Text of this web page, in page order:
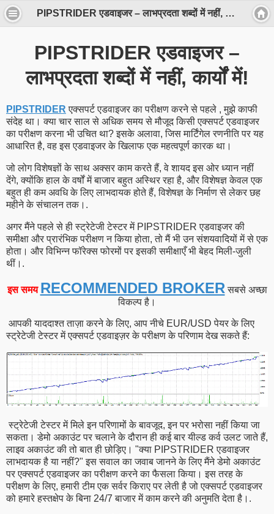
PIPSTRIDER एडवाइजर – लाभप्रदता शब्दों में नहीं, कार्यों में!
PIPSTRIDER एडवाइजर –
लाभप्रदता शब्दों में नहीं, कार्यों में!
PIPSTRIDER एक्सपर्ट एडवाइजर का परीक्षण करने से पहले , मुझे काफी
संदेह था। क्या चार साल से अधिक समय से मौजूद किसी एक्सपर्ट एडवाइजर
का परीक्षण करना भी उचित था? इसके अलावा, जिस मार्टिंगेल रणनीति पर यह
आधारित है, वह इस एडवाइजर के खिलाफ एक महत्वपूर्ण कारक था।
जो लोग विशेषज्ञों के साथ अक्सर काम करते हैं, वे शायद इस ओर ध्यान नहीं
देंगे, क्योंकि हाल के वर्षों में बाजार बहुत अस्थिर रहा है, और विशेषज्ञ केवल एक
बहुत ही कम अवधि के लिए लाभदायक होते हैं, विशेषज्ञ के निर्माण से लेकर छह
महीने के संचालन तक।.
अगर मैंने पहले से ही स्ट्रेटेजी टेस्टर में PIPSTRIDER एडवाइजर की
समीक्षा और प्रारंभिक परीक्षण न किया होता, तो मैं भी उन संशयवादियों में से एक
होता। और विभिन्न फॉरेक्स फोरमों पर इसकी समीक्षाएँ भी बेहद मिली-जुली
थीं।.
इस समय RECOMMENDED BROKER सबसे अच्छा
विकल्प है।
आपकी याददाश्त ताज़ा करने के लिए, आप नीचे EUR/USD पेयर के लिए
स्ट्रेटेजी टेस्टर में एक्सपर्ट एडवाइज़र के परीक्षण के परिणाम देख सकते हैं:
स्ट्रेटेजी टेस्टर में मिले इन परिणामों के बावजूद, इन पर भरोसा नहीं किया जा
सकता। डेमो अकाउंट पर चलाने के दौरान ही कई बार यील्ड कर्व उलट जाते हैं,
लाइव अकाउंट की तो बात ही छोड़िए। "क्या PIPSTRIDER एडवाइजर
लाभदायक है या नहीं?" इस सवाल का जवाब जानने के लिए मैंने डेमो अकाउंट
पर एक्सपर्ट एडवाइजर का परीक्षण करने का फैसला किया। इस तरह के
परीक्षण के लिए, हमारी टीम एक सर्वर किराए पर लेती है जो एक्सपर्ट एडवाइजर
को हमारे हस्तक्षेप के बिना 24/7 बाजार में काम करने की अनुमति देता है।.